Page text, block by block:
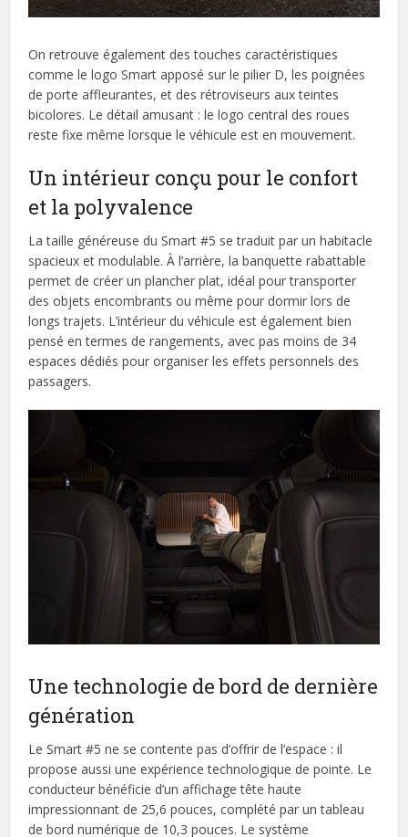
On retrouve également des touches caractéristiques
comme le logo Smart apposé sur le pilier D, les poignées
de porte affleurantes, et des rétroviseurs aux teintes
bicolores. Le détail amusant : le logo central des roues
reste fixe même lorsque le véhicule est en mouvement.
Un intérieur conçu pour le confort
et la polyvalence
La taille généreuse du Smart #5 se traduit par un habitacle
spacieux et modulable. À l’arrière, la banquette rabattable
permet de créer un plancher plat, idéal pour transporter
des objets encombrants ou même pour dormir lors de
longs trajets. L’intérieur du véhicule est également bien
pensé en termes de rangements, avec pas moins de 34
espaces dédiés pour organiser les effets personnels des
passagers.
Une technologie de bord de dernière
génération
Le Smart #5 ne se contente pas d’offrir de l’espace : il
propose aussi une expérience technologique de pointe. Le
conducteur bénéficie d’un affichage tête haute
impressionnant de 25,6 pouces, complété par un tableau
de bord numérique de 10,3 pouces. Le système